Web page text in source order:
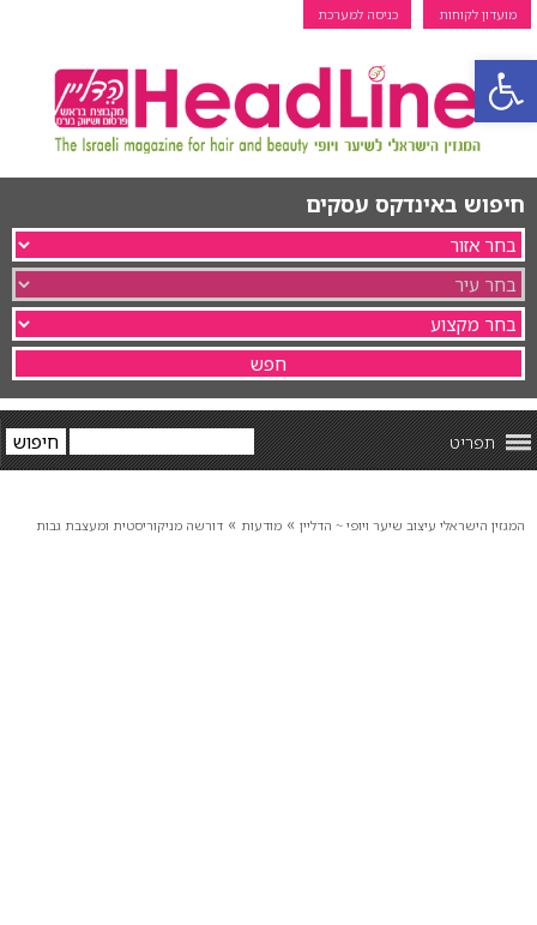
פתח סרגל נגישות
מועדון לקוחות כניסה למערכת
חיפוש באינדקס עסקים
תפריט
המגזין הישראלי עיצוב שיער ויופי ~ הדליין » מודעות » דורשה מניקוריסטית ומעצבת גבות